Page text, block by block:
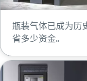
瓶装气体已成为历
省多少资金。